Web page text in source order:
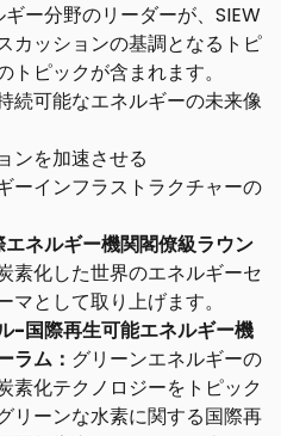
ギー分野のリーダーが、SIEW
カッションの基調となるトピ
ピックが含まれます。
続可能なエネルギーの未来像
ンを加速させる
ーインフラストラクチャーの
ネルギー機関閣僚級ラウン
素化した世界のエネルギーセ
マとして取り上げます。
-国際再生可能エネルギー機
ラム： グリーンエネルギーの
素化テクノロジーをトピック
リーンな水素に関する国際再